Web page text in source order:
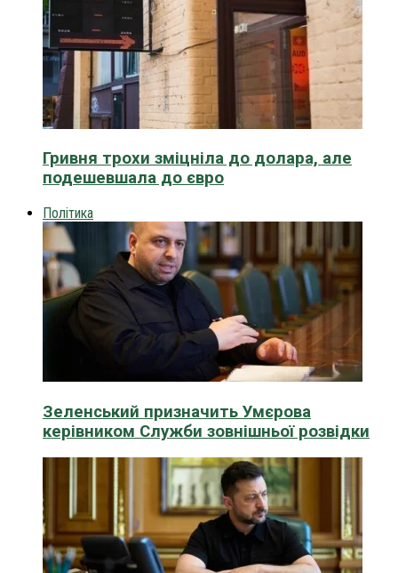
Гривня трохи зміцніла до долара, але
подешевшала до євро
Політика
Зеленський призначить Умєрова
керівником Служби зовнішньої розвідки